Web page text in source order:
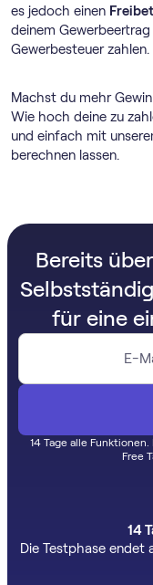
es jedoch einen
deinem
Gewerbesteuer zahlen.
Machst du mehr
Wie hoch deine zu
und einfach mit
berechnen lassen.
Bereits
für eine
14 Tage alle
Free
14
Die Testphase